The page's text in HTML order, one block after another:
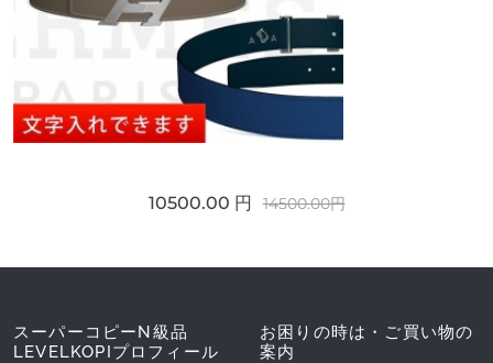
10500.00 円 14500.00円
スーパーコピーN級品
LEVELKOPIプロフィール
お困りの時は・ご買い物の
案内